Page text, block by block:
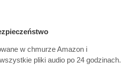
w chmurze Amazon i
pliki audio po 24 godzinach.